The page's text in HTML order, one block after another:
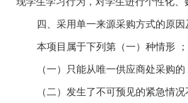
四、采用单一来源采购方式的原因
本项目属于下列第（一）种情形
；
（一）只能从唯一供应商处采购的
（二）发生了不可预见的紧急情